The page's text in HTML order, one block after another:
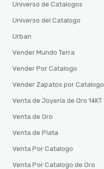
Universo de Catalogos
Universo del Catalogo
Urban
Vender Mundo Terra
Vender Por Catalogo
Vender Zapatos por Catalogo
Venta de Joyería de Oro 14KT
Venta de Oro
Venta de Plata
Venta Por Catalogo
Venta Por Catalogo de Oro